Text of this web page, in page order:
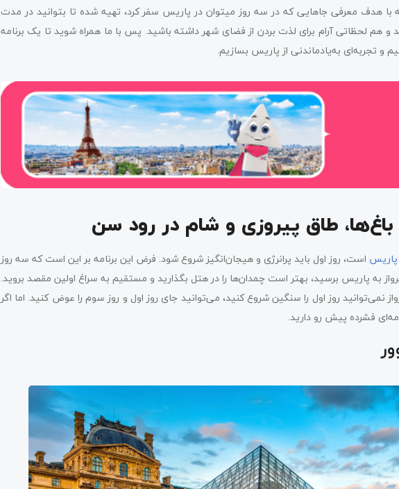
هدف معرفی جاهایی که در سه روز میتوان در پاریس سفر کرد، تهیه شده تا بتوانید در مدت
و هم لحظاتی آرام برای لذت بردن از فضای شهر داشته باشید. پس با ما همراه شوید تا یک برنامه
و تجربه‌ای به‌یادماندنی از پاریس بسازیم.
باغ‌ها، طاق پیروزی و شام در رود سن
است، روز اول باید پرانرژی و هیجان‌انگیز شروع شود. فرض این برنامه بر این است که سه روز
به پاریس برسید، بهتر است چمدان‌ها را در هتل بگذارید و مستقیم به سراغ اولین مقصد بروید.
نمی‌توانید روز اول را سنگین شروع کنید، می‌توانید جای روز اول و روز سوم را عوض کنید. اما اگر
فشرده پیش رو دارید.